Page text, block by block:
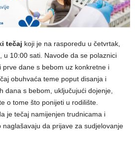
tečaj koji je na rasporedu u četvrtak,
u 10:00 sati. Navode da se polaznici
dane s bebom uz konkretne i
obuhvaća teme poput disanja i
dana s bebom, uključujući dojenje,
o tome što ponijeti u rodilište.
je tečaj namijenjen trudnicama i
da prijave za sudjelovanje